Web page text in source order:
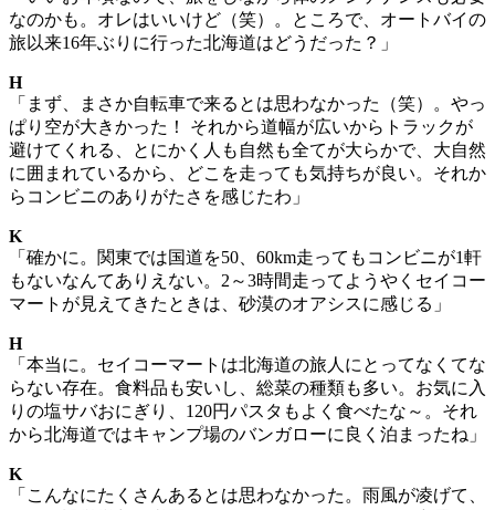
なのかも。オレはいいけど（笑）。ところで、オートバイの
旅以来16年ぶりに行った北海道はどうだった？」
H
「まず、まさか自転車で来るとは思わなかった（笑）。やっ
ぱり空が大きかった！ それから道幅が広いからトラックが
避けてくれる、とにかく人も自然も全てが大らかで、大自然
に囲まれているから、どこを走っても気持ちが良い。それか
らコンビニのありがたさを感じたわ」
K
「確かに。関東では国道を50、60km走ってもコンビニが1軒
もないなんてありえない。2～3時間走ってようやくセイコー
マートが見えてきたときは、砂漠のオアシスに感じる」
H
「本当に。セイコーマートは北海道の旅人にとってなくてな
らない存在。食料品も安いし、総菜の種類も多い。お気に入
りの塩サバおにぎり、120円パスタもよく食べたな～。それ
から北海道ではキャンプ場のバンガローに良く泊まったね」
K
「こんなにたくさんあるとは思わなかった。雨風が凌げて、